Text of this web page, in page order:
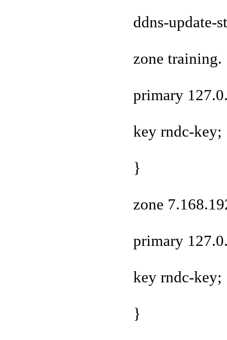
ddns-update-
zone
primary
key rndc-key;
}
zone
primary
key rndc-key;
}